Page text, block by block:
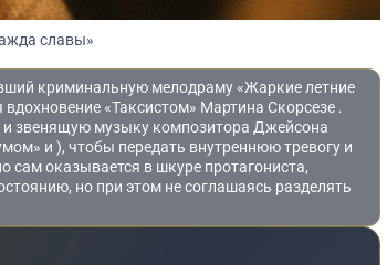
славы»
криминальную мелодраму «Жаркие летние
«Таксистом» Мартина Скорсезе .
и звенящую музыку композитора Джейсона
и ), чтобы передать внутреннюю тревогу и
сам оказывается в шкуре протагониста,
но при этом не соглашаясь разделять